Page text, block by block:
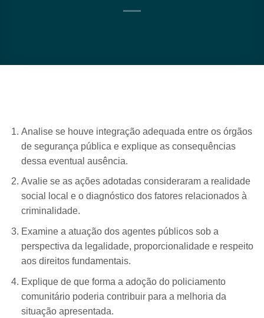
Analise se houve integração adequada entre os órgãos
de segurança pública e explique as consequências
dessa eventual ausência.
Avalie se as ações adotadas consideraram a realidade
social local e o diagnóstico dos fatores relacionados à
criminalidade.
Examine a atuação dos agentes públicos sob a
perspectiva da legalidade, proporcionalidade e respeito
aos direitos fundamentais.
Explique de que forma a adoção do policiamento
comunitário poderia contribuir para a melhoria da
situação apresentada.